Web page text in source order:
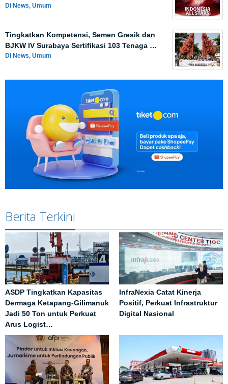
Di News, Umum
Tingkatkan Kompetensi, Semen Gresik dan
BJKW IV Surabaya Sertifikasi 103 Tenaga …
Di News, Umum
Berita Terkini
ASDP Tingkatkan Kapasitas
Dermaga Ketapang-Gilimanuk
Jadi 50 Ton untuk Perkuat
Arus Logist…
InfraNexia Catat Kinerja
Positif, Perkuat Infrastruktur
Digital Nasional